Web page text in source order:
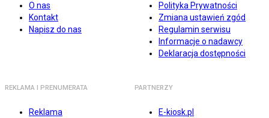
O nas
Kontakt
Napisz do nas
Polityka Prywatności
Zmiana ustawień zgód
Regulamin serwisu
Informacje o nadawcy
Deklaracja dostępności
REKLAMA I PRENUMERATA
Reklama
PARTNERZY
E-kiosk.pl